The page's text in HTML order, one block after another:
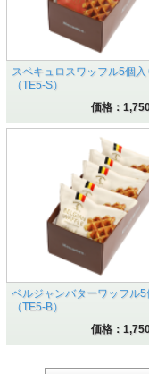
スペキュロスワッフル5個入
（TE5-S）
価格：
ベルジャンバターワッフル5
（TE5-B）
価格：